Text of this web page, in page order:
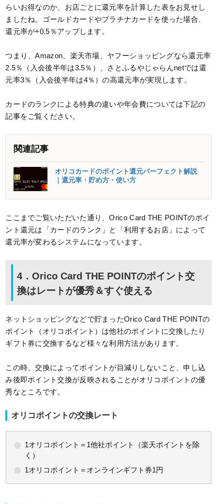
らいお得なのか、お店ごとに還元率を計算した表をお見せし
ましたね。ゴールドカードやプラチナカードを使った場合、
還元率が+0.5％アップします。
つまり、Amazon、楽天市場、ヤフーショッピングなら還元率
2.5％（入会後半年は3.5％）、さとふるやじゃらんnetでは還
元率3％（入会後半年は4％）の高還元率が実現します。
カードのランクによる特典の違いや年会費については下記の
記事をご覧ください。
関連記事
オリコカードのポイント還元パーフェクト解説
｜還元率・貯め方・使い方
ここまでご覧いただいた通り、Orico Card THE POINTのポイ
ント還元は「カードのランク」と「利用するお店」によって
還元率が変わるシステムになっています。
4．Orico Card THE POINTのポイント交
換はレートが優秀＆すぐ使える
ネットショッピングなどで貯まったOrico Card THE POINTの
ポイント（オリコポイント）は他社のポイントに交換したり
ギフト券に交換するなど様々な利用方法があります。
この時、交換によってポイントが目減りしないこと、申し込
み後即ポイント交換が反映されることがオリコポイントの優
秀なところです。
オリコポイントの交換レート
1オリコポイント＝1他社ポイント（楽天ポイントを除
く）
1オリコポイント＝オンラインギフト券1円